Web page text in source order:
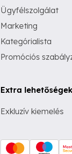
Ügyfélszolgálat
Marketing
Kategórialista
Promóciós
Extra
Exkluzív kiemelés